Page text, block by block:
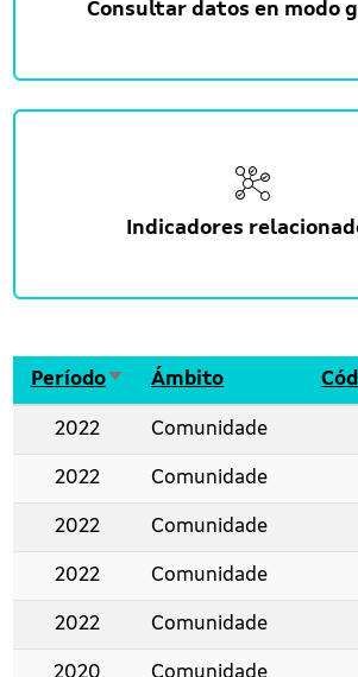
Consultar datos en modo
Indicadores
Período Ordenar de maneira
Ámbito
2022 Comunidade
2022 Comunidade
2022 Comunidade
2022 Comunidade
2022 Comunidade
2020 Comunidade